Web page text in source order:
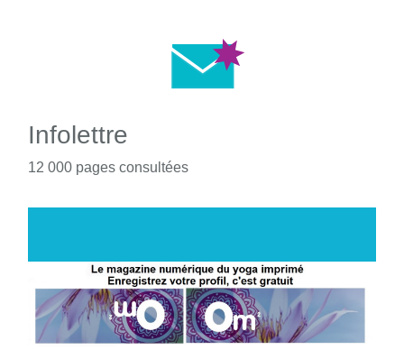
Infolettre
12 000 pages consultées